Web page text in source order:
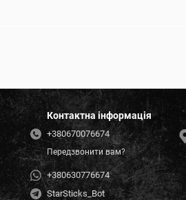
Контактна інформація
+380670076674
Передзвонити вам?
+380630776674
StarSticks_Bot